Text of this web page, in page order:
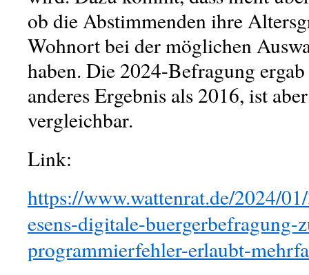
ob die Abstimmenden ihre
Wohnort bei der möglichen
haben. Die 2024-Befragung
anderes Ergebnis als 2016, ist
vergleichbar.
Link:
https://www.wattenrat.de/2024/
esens-digitale-buergerbefragung-
programmierfehler-erlaubt-